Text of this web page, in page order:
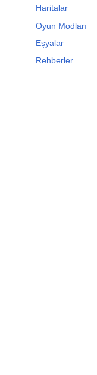
Haritalar
Oyun Modları
Eşyalar
Rehberler